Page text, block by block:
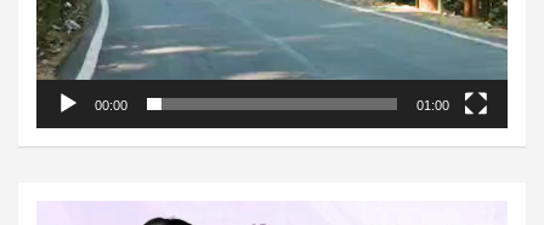
00:00 01:00